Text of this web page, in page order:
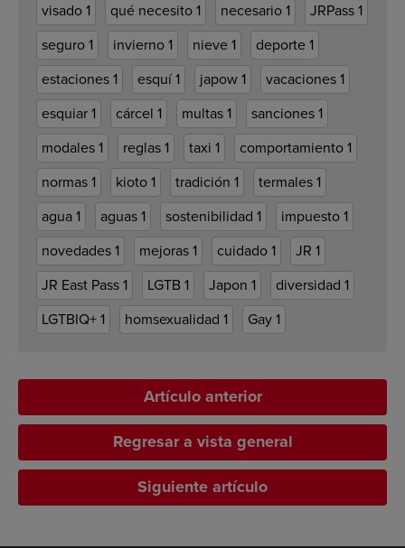
visado 1 qué necesito 1 necesario 1 JRPass 1
seguro 1 invierno 1 nieve 1 deporte 1
estaciones 1 esquí1 japow 1 vacaciones 1
esquiar 1 cárcel 1 multas 1 sanciones 1
modales 1 reglas 1 taxi 1 comportamiento 1
normas 1 kioto 1 tradición 1 termales 1
agua 1 aguas 1 sostenibilidad 1 impuesto 1
novedades 1 mejoras 1 cuidado 1 JR 1
JR East Pass 1 LGTB 1 Japon 1 diversidad 1
LGTBIQ+ 1 homsexualidad 1 Gay 1
Artículo anterior
Regresar a vista general
Siguiente artículo